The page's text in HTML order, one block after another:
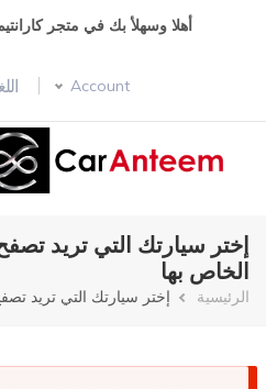
أهلا وسهلأ بك في متجر
Account
إختر سيارتك التي تريد
الخاص بها
مسار
الرئيسية إختر سيارتك التي تريد